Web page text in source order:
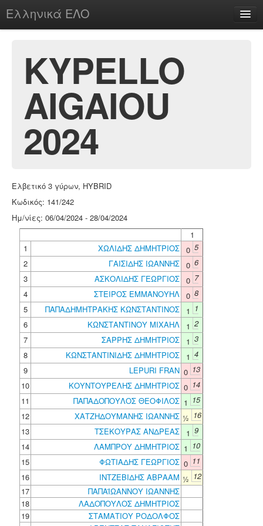
Ελληνικά ΕΛΟ
chesstu.be @ discord
Login
KYPELLO
AIGAIOU
2024
Ελβετικό 3 γύρων, HYBRID
Κωδικός: 141/242
Ημ/νίες: 06/04/2024 - 28/04/2024
1
1
ΧΩΛΙΔΗΣ ΔΗΜΗΤΡΙΟΣ 0 5
2
ΓΑΙΣΙΔΗΣ ΙΩΑΝΝΗΣ 0 6
3
ΑΣΚΟΛΙΔΗΣ ΓΕΩΡΓΙΟΣ 0 7
4
ΣΤΕΙΡΟΣ ΕΜΜΑΝΟΥΗΛ 0 8
5
ΠΑΠΑΔΗΜΗΤΡΑΚΗΣ ΚΩΝΣΤΑΝΤΙΝΟΣ 1 1
6
ΚΩΝΣΤΑΝΤΙΝΟΥ ΜΙΧΑΗΛ 1 2
7
ΣΑΡΡΗΣ ΔΗΜΗΤΡΙΟΣ 1 3
8
ΚΩΝΣΤΑΝΤΙΝΙΔΗΣ ΔΗΜΗΤΡΙΟΣ 1 4
9
LEPURI FRAN 0 13
10
ΚΟΥΝΤΟΥΡΕΛΗΣ ΔΗΜΗΤΡΙΟΣ 0 14
11
ΠΑΠΑΔΟΠΟΥΛΟΣ ΘΕΟΦΙΛΟΣ 1 15
12
ΧΑΤΖΗΔΟΥΜΑΝΗΣ ΙΩΑΝΝΗΣ ½ 16
13
ΤΣΕΚΟΥΡΑΣ ΑΝΔΡΕΑΣ 1 9
14
ΛΑΜΠΡΟΥ ΔΗΜΗΤΡΙΟΣ 1 10
15
ΦΩΤΙΑΔΗΣ ΓΕΩΡΓΙΟΣ 0 11
16
ΙΝΤΖΕΒΙΔΗΣ ΑΒΡΑΑΜ ½ 12
17
ΠΑΠΑΪΩΑΝΝΟΥ ΙΩΑΝΝΗΣ
18
ΛΑΔΟΠΟΥΛΟΣ ΔΗΜΗΤΡΙΟΣ
19
ΣΤΑΜΑΤΙΟΥ ΡΟΔΟΛΦΟΣ